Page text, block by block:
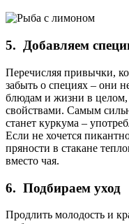
5. Добавляем
Перечисляя привычки,
забыть о специях – они
блюдам и жизни в
свойствами. Самым
станет куркума –
Если не хочется
пряности в стакане
вместо чая.
6. Подбираем уход
Продлить молодость и